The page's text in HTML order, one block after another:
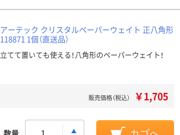
アーテック クリスタルペーパーウェイト 正八角形
118871 1個（直送品）
立てて置いても使える！八角形のペーパーウェイト！
販売価格（税込） ￥1,705